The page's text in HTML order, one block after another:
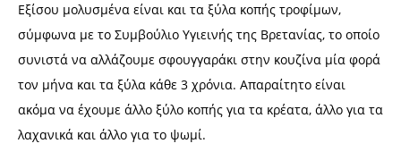
Εξίσου μολυσμένα είναι και τα ξύλα κοπής τροφίμων,
σύμφωνα με το Συμβούλιο Υγιεινής της Βρετανίας, το οποίο
συνιστά να αλλάζουμε σφουγγαράκι στην κουζίνα μία φορά
τον μήνα και τα ξύλα κάθε 3 χρόνια. Απαραίτητο είναι
ακόμα να έχουμε άλλο ξύλο κοπής για τα κρέατα, άλλο για τα
λαχανικά και άλλο για το ψωμί.